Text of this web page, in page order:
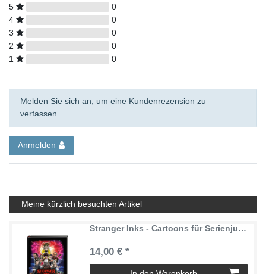
5
0
4
0
3
0
2
0
1
0
Melden Sie sich an, um eine Kundenrezension zu
verfassen.
Anmelden
Meine kürzlich besuchten Artikel
Stranger Inks - Cartoons für Serienjunkies (Hardcover) - 128 Seiten
14,00 € *